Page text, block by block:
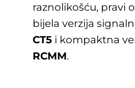
raznolikošću, pravi
bijela verzija
CT5i kompaktna
RCMM.